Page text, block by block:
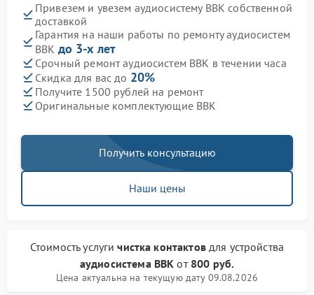
Привезем и увезем аудиосистему BBK собственной
доставкой
Гарантия на наши работы по ремонту аудиосистем
BBK до 3-х лет
Срочный ремонт аудиосистем BBK в течении часа
Скидка для вас до 20%
Получите 1500 рублей на ремонт
Оригинальные комплектующие BBK
Получить консультацию
Наши цены
Стоимость услугичистка контактовдля устройства
аудиосистема BBK от 800 руб.
Цена актуальна на текущую дату 09.08.2026